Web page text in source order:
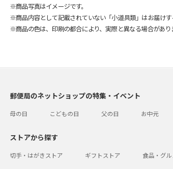
※商品写真はイメージです。
※商品内容として記載されていない「小道具類」はお届けす
※商品の色は、印刷の都合により、実際と異なる場合があり
郵便局のネットショップの特集・イベント
母の日 こどもの日 父の日 お中元
ストアから探す
切手・はがきストア ギフトストア 食品・グ